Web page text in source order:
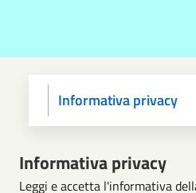
Scegli operazione
Informativa privacy
Dati anagrafici
Paga
Riepilogo
Informativa privacy
Leggi e accetta l'informativa